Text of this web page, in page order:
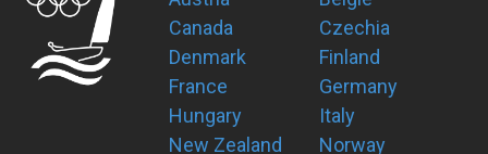
Canada
Czechia
Denmark
Finland
France
Germany
Hungary
Italy
New Zealand
Norway